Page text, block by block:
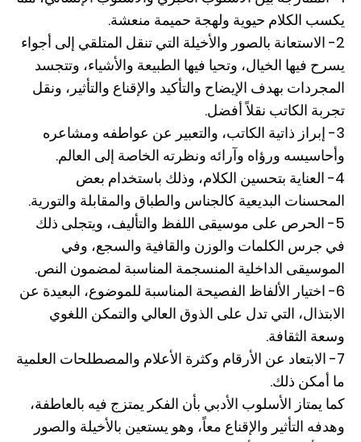
يكسب الكلام حيوية ولهجة حميمة منعشة.
2- الاستعانة بالصور والأخيلة التي تنقل المتلقي إلى أجواء
يسرح فيها الخيال، وتحيا فيها الطبيعة والأشياء، وتتجسد
المجردات بهدف الإيضاح والتأكيد والإقناع والتأثير، ونقل
تجربة الكاتب نقلاً أفضل.
3- إبراز ذاتية الكاتب، والتعبير عن عواطفه ومشاعره
وأحاسيسه ورؤاه وآرائه ونظرته الخاصة إلى العالم.
4- العناية بتحسين الكلام، وذلك باستخدام بعض
المحسنات البديعية كالجناس والطباق والمقابلة والتورية.
5- الحرص على موسيقى اللفظ والتأليف، ويتجلى ذلك
في جرس الكلمات والوزن والقافية والسجع، وفي
الموسيقى الداخلية المنسجمة المناسبة لمضمون النص.
6- اختيار الألفاظ الفصيحة المناسبة للموضوع، البعيدة عن
الابتذال، التي تدل على الذوق العالي والتمكن اللغوي
وسعة الثقافة.
7- الابتعاد عن الأرقام وكثرة الأعلام والمصطلحات العلمية
ما أمكن ذلك.
كما يمتاز الأسلوب الأدبي بأن الفكر يمتزج فيه بالعاطفة،
وهدفه التأثير والإقناع معاً، وهو يستعين بالأخيلة والصور